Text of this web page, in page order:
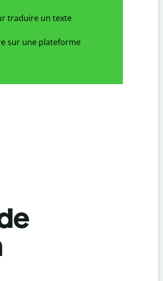
traduire un texte
sur une plateforme